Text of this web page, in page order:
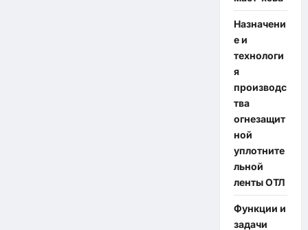
Назначени
е и
технологи
я
производс
тва
огнезащит
ной
уплотните
льной
ленты ОТЛ
Функции и
задачи